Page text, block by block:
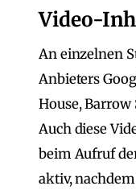
Video-
An einzelnen
Anbieters
House,
Auch diese
beim Aufruf
aktiv,